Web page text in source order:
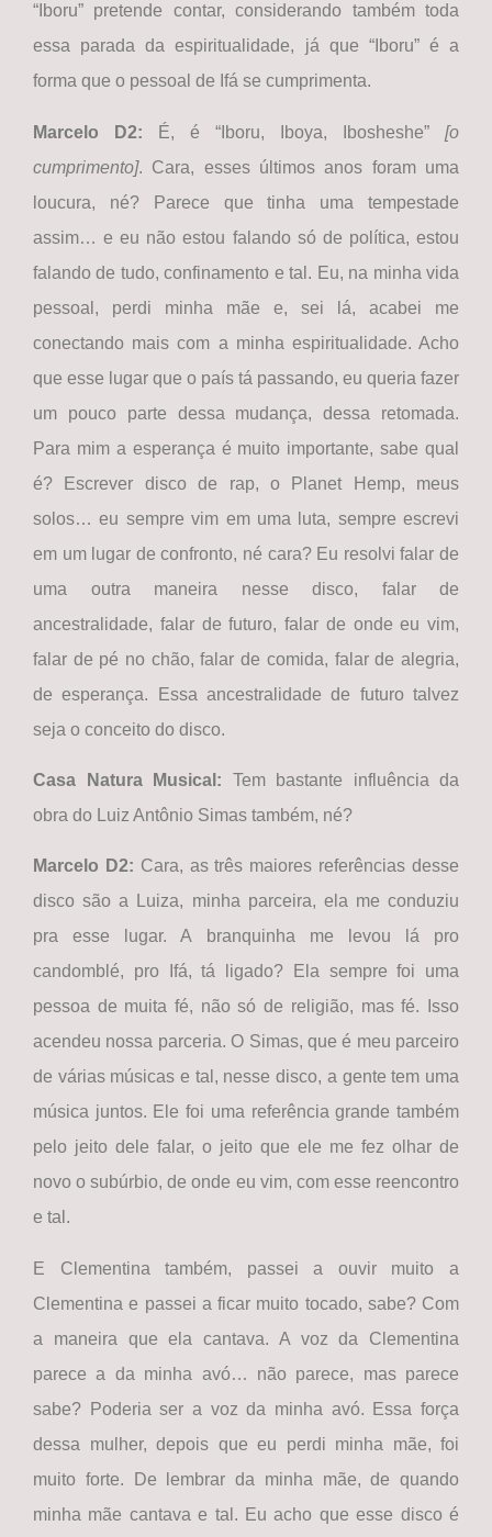
“Iboru” pretende contar, considerando também toda
essa parada da espiritualidade, já que “Iboru” é a
forma que o pessoal de Ifá se cumprimenta.
Marcelo D2: É, é “Iboru, Iboya, Ibosheshe” [o
cumprimento]. Cara, esses últimos anos foram uma
loucura, né? Parece que tinha uma tempestade
assim… e eu não estou falando só de política, estou
falando de tudo, confinamento e tal. Eu, na minha vida
pessoal, perdi minha mãe e, sei lá, acabei me
conectando mais com a minha espiritualidade. Acho
que esse lugar que o país tá passando, eu queria fazer
um pouco parte dessa mudança, dessa retomada.
Para mim a esperança é muito importante, sabe qual
é? Escrever disco de rap, o Planet Hemp, meus
solos… eu sempre vim em uma luta, sempre escrevi
em um lugar de confronto, né cara? Eu resolvi falar de
uma outra maneira nesse disco, falar de
ancestralidade, falar de futuro, falar de onde eu vim,
falar de pé no chão, falar de comida, falar de alegria,
de esperança. Essa ancestralidade de futuro talvez
seja o conceito do disco.
Casa Natura Musical : Tem bastante influência da
obra do Luiz Antônio Simas também, né?
Marcelo D2: Cara, as três maiores referências desse
disco são a Luiza, minha parceira, ela me conduziu
pra esse lugar. A branquinha me levou lá pro
candomblé, pro Ifá, tá ligado? Ela sempre foi uma
pessoa de muita fé, não só de religião, mas fé. Isso
acendeu nossa parceria. O Simas, que é meu parceiro
de várias músicas e tal, nesse disco, a gente tem uma
música juntos. Ele foi uma referência grande também
pelo jeito dele falar, o jeito que ele me fez olhar de
novo o subúrbio, de onde eu vim, com esse reencontro
e tal.
E Clementina também, passei a ouvir muito a
Clementina e passei a ficar muito tocado, sabe? Com
a maneira que ela cantava. A voz da Clementina
parece a da minha avó… não parece, mas parece
sabe? Poderia ser a voz da minha avó. Essa força
dessa mulher, depois que eu perdi minha mãe, foi
muito forte. De lembrar da minha mãe, de quando
minha mãe cantava e tal. Eu acho que esse disco é